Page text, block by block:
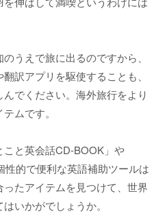
うえで旅に出るのですから、
訳アプリを駆使することも、
でください。海外旅行をより
ムです。
と英会話CD-BOOK」や
性的で便利な英語補助ツールは
たアイテムを見つけて、世界
いかがでしょうか。